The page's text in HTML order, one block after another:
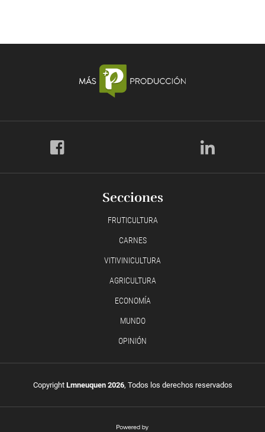
Secciones
FRUTICULTURA
CARNES
VITIVINICULTURA
AGRICULTURA
ECONOMÍA
MUNDO
OPINIÓN
Copyright Lmneuquen 2026, Todos los derechos reservados